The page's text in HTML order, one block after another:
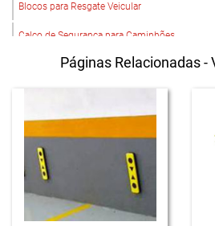
Blocos para Resgate Veicular
Calço de Segurança para Caminhões
Calço para Pneus de Caminhão
Cantoneira em EVA para Estacionamento
Cunha Escalonada
Cunha para Resgate Veicular
EVA Para Estacionamento
Fabricante de Calço de Escada
Páginas Relacionadas -